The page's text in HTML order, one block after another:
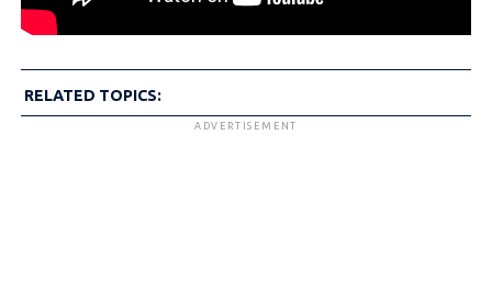
RELATED TOPICS:
ADVERTISEMENT